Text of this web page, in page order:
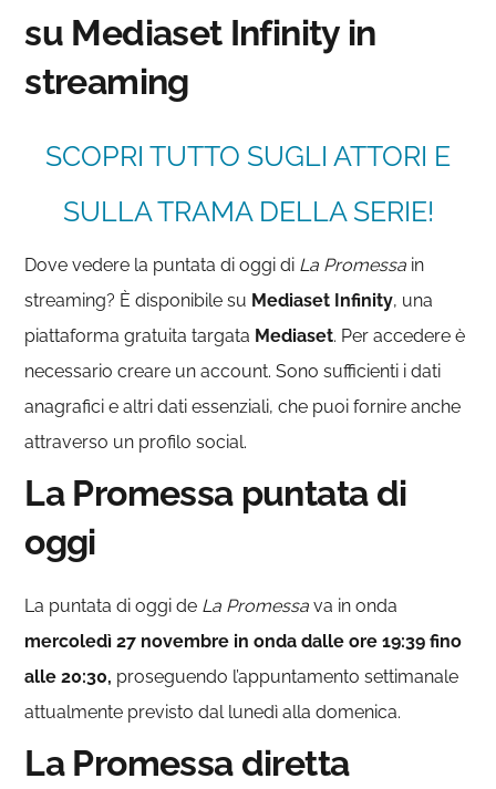
su Mediaset Infinity in
streaming
SCOPRI TUTTO SUGLI ATTORI E
SULLA TRAMA DELLA SERIE!
Dove vedere la puntata di oggi di La Promessa in
streaming? È disponibile su Mediaset Infinity, una
piattaforma gratuita targata Mediaset. Per accedere è
necessario creare un account. Sono sufficienti i dati
anagrafici e altri dati essenziali, che puoi fornire anche
attraverso un profilo social.
La Promessa puntata di
oggi
La puntata di oggi de La Promessa va in onda
mercoledì 27 novembre in onda dalle ore 19:39 fino
alle 20:30, proseguendo l’appuntamento settimanale
attualmente previsto dal lunedì alla domenica.
La Promessa diretta